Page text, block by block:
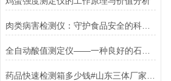
肉类病害检测仪：守护食品安全的科技利器
全自动酸值测定仪——一种良好的石油产品分析仪器